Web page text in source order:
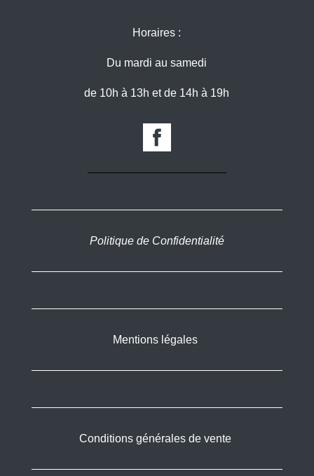
Horaires :
Du mardi au samedi
de 10h à 13h et de 14h à 19h
Politique de Confidentialité
Mentions légales
Conditions générales de vente